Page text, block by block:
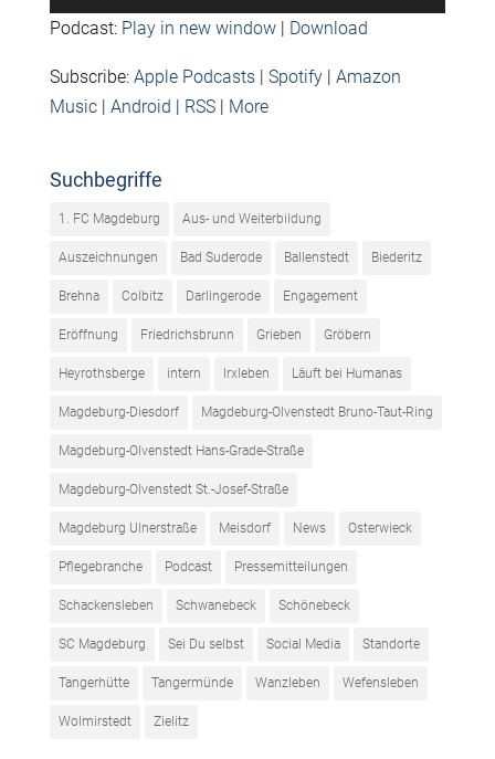
Player
Podcast: Play in new window| Download
Subscribe: Apple Podcasts| Spotify| Amazon
Music| Android | RSS| More
Suchbegriffe
1. FC Magdeburg Aus- und Weiterbildung
Auszeichnungen Bad Suderode Ballenstedt Biederitz
Brehna Colbitz Darlingerode Engagement
Eröffnung Friedrichsbrunn Grieben Gröbern
Heyrothsberge intern Irxleben Läuft bei Humanas
Magdeburg-Diesdorf Magdeburg-Olvenstedt Bruno-Taut-Ring
Magdeburg-Olvenstedt Hans-Grade-Straße
Magdeburg-Olvenstedt St.-Josef-Straße
Magdeburg Ulnerstraße Meisdorf News Osterwieck
Pflegebranche Podcast Pressemitteilungen
Schackensleben Schwanebeck Schönebeck
SC Magdeburg Sei Du selbst Social Media Standorte
Tangerhütte Tangermünde Wanzleben Wefensleben
Wolmirstedt Zielitz